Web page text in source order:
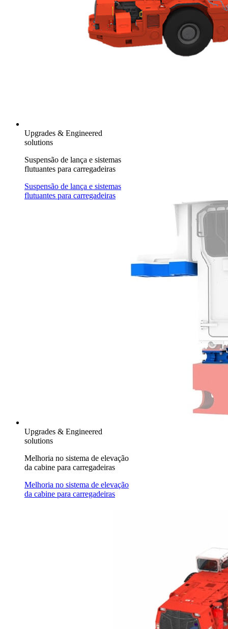
Upgrades & Engineered
solutions
Suspensão de lança e sistemas
flutuantes para carregadeiras
Suspensão de lança e sistemas
flutuantes para carregadeiras
Upgrades & Engineered
solutions
Melhoria no sistema de elevação
da cabine para carregadeiras
Melhoria no sistema de elevação
da cabine para carregadeiras